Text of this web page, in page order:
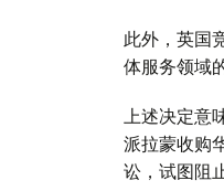
此外，英国
体服务领域
上述决定意
派拉蒙收购
讼，试图阻